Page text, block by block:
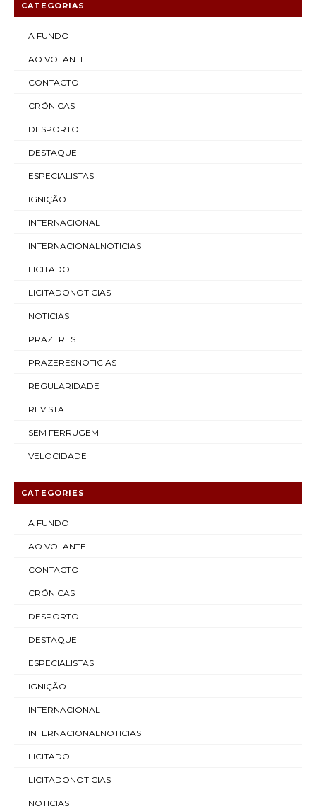
CATEGORIAS
A FUNDO
AO VOLANTE
CONTACTO
CRÓNICAS
DESPORTO
DESTAQUE
ESPECIALISTAS
IGNIÇÃO
INTERNACIONAL
INTERNACIONALNOTICIAS
LICITADO
LICITADONOTICIAS
NOTICIAS
PRAZERES
PRAZERESNOTICIAS
REGULARIDADE
REVISTA
SEM FERRUGEM
VELOCIDADE
CATEGORIES
A FUNDO
AO VOLANTE
CONTACTO
CRÓNICAS
DESPORTO
DESTAQUE
ESPECIALISTAS
IGNIÇÃO
INTERNACIONAL
INTERNACIONALNOTICIAS
LICITADO
LICITADONOTICIAS
NOTICIAS